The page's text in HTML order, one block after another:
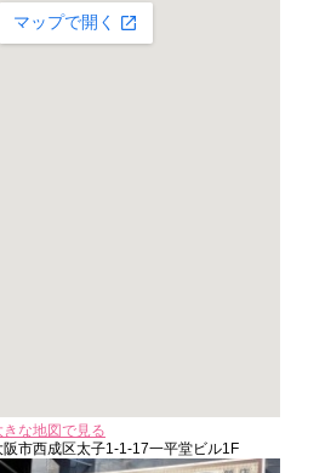
きな地図で見る
阪市西成区太子1-1-17一平堂ビル1F